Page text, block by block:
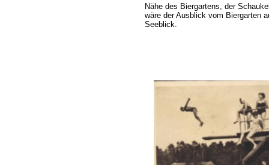
Nähe des Biergartens, der
wäre der Ausblick vom Biergarten
Seeblick.